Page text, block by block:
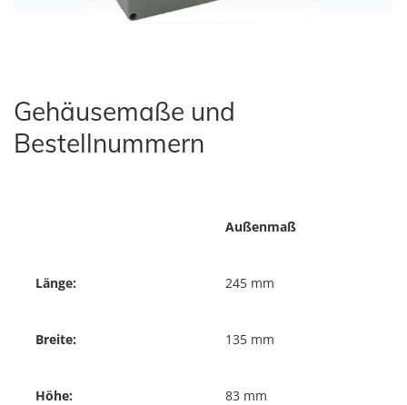
Gehäusemaße und
Bestellnummern
Außenmaß
Länge: 245 mm
Breite: 135 mm
Höhe: 83 mm